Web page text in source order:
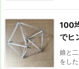
100
でヒ
娘と
をし